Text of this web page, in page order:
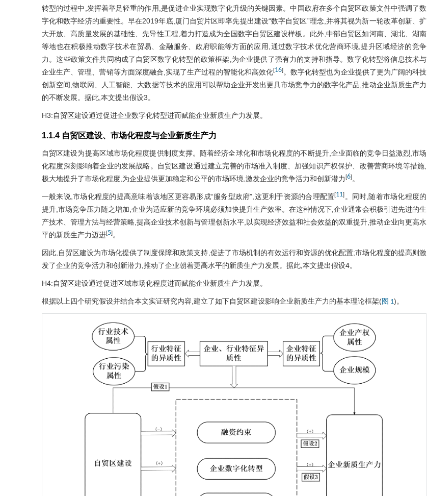
转型的过程中,发挥着举足轻重的作用,是促进企业实现数字化升级的关键因素。中国政府在多个自贸区政策文件中强调了数
字化和数字经济的重要性。早在2019年底,厦门自贸片区即率先提出建设“数字自贸区”理念,并将其视为新一轮改革创新、扩
大开放、高质量发展的基础性、先导性工程,着力打造成为全国数字自贸区建设样板。此外,中部自贸区如河南、湖北、湖南
等地也在积极推动数字技术在贸易、金融服务、政府职能等方面的应用,通过数字技术优化营商环境,提升区域经济的竞争
力。这些政策文件共同构成了自贸区数字化转型的政策框架,为企业提供了强有力的支持和指导。数字化转型将信息技术与
企业生产、管理、营销等方面深度融合,实现了生产过程的智能化和高效化[16]。数字化转型也为企业提供了更为广阔的科技
创新空间,物联网、人工智能、大数据等技术的应用可以帮助企业开发出更具市场竞争力的数字化产品,推动企业新质生产力
的不断发展。据此,本文提出假设3。
H3:自贸区建设通过促进企业数字化转型进而赋能企业新质生产力发展。
1.1.4 自贸区建设、市场化程度与企业新质生产力
自贸区建设为提高区域市场化程度提供制度支撑。随着经济全球化和市场化程度的不断提升,企业面临的竞争日益激烈,市场
化程度深刻影响着企业的发展战略。自贸区建设通过建立完善的市场准入制度、加强知识产权保护、改善营商环境等措施,
极大地提升了市场化程度,为企业提供更加稳定和公平的市场环境,激发企业的竞争活力和创新潜力[6]。
一般来说,市场化程度的提高意味着该地区更容易形成“服务型政府”,这更利于资源的合理配置[11] 。同时,随着市场化程度的
提升,市场竞争压力随之增加,企业为适应新的竞争环境必须加快提升生产效率。在这种情况下,企业通常会积极引进先进的生
产技术、管理方法与经营策略,提高企业技术创新与管理创新水平,以实现经济效益和社会效益的双重提升,推动企业向更高水
平的新质生产力迈进[5]。
因此,自贸区建设为市场化提供了制度保障和政策支持,促进了市场机制的有效运行和资源的优化配置;市场化程度的提高则激
发了企业的竞争活力和创新潜力,推动了企业朝着更高水平的新质生产力发展。据此,本文提出假设4。
H4:自贸区建设通过促进区域市场化程度进而赋能企业新质生产力发展。
根据以上四个研究假设并结合本文实证研究内容,建立了如下自贸区建设影响企业新质生产力的基本理论框架(图 1)。